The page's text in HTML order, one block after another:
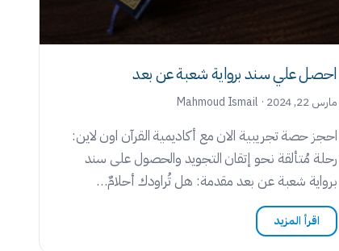
احصل علي سند برواية شعبة عن بعد
مارس 22, 2024 · Mahmoud Ismail
احجز حصة تجريبية الان مع أكاديمية القرآن اون لاين:
رحلة مُتألقة نحو إتقان التجويد والحصول على سند
برواية شعبة عن بعد مقدمة: هل تُراودك أحلامٌ…
اقرأ المزيد